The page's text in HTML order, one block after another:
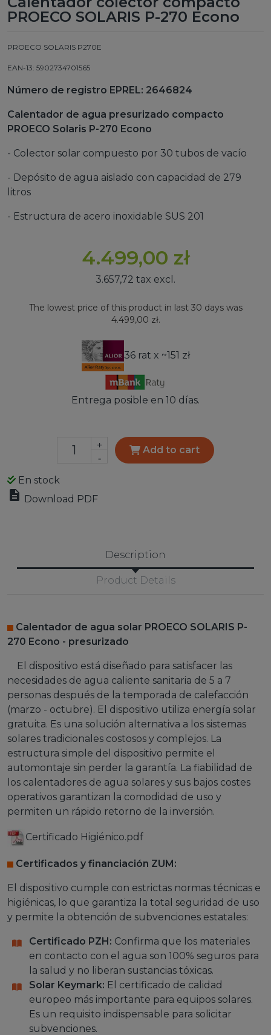
PROECO SOLARIS P-270 Econo
PROECO SOLARIS P270E
EAN-13: 5902734701565
Número de registro EPREL: 2646824
Calentador de agua presurizado compacto
PROECO Solaris P-270 Econo
- Colector solar compuesto por 30 tubos de vacío
- Depósito de agua aislado con capacidad de 279
litros
- Estructura de acero inoxidable SUS 201
4.499,00 zł
3.657,72 tax excl.
The lowest price of this product in last 30 days was
4.499,00 zł.
36 rat x ~151 zł
Entrega posible en 10 días.
+
-
Add to cart
En stock
 Download PDF
Description
Product Details
Calentador de agua solar PROECO SOLARIS P-
270 Econo - presurizado
El dispositivo está diseñado para satisfacer las
necesidades de agua caliente sanitaria de 5 a 7
personas después de la temporada de calefacción
(marzo - octubre). El dispositivo utiliza energía solar
gratuita. Es una solución alternativa a los sistemas
solares tradicionales costosos y complejos. La
estructura simple del dispositivo permite el
automontaje sin perder la garantía. La fiabilidad de
los calentadores de agua solares y sus bajos costes
operativos garantizan la comodidad de uso y
permiten un rápido retorno de la inversión.
Certificado Higiénico.pdf
Certificados y financiación ZUM:
El dispositivo cumple con estrictas normas técnicas e
higiénicas, lo que garantiza la total seguridad de uso
y permite la obtención de subvenciones estatales:
Certificado PZH: Confirma que los materiales
en contacto con el agua son 100% seguros para
la salud y no liberan sustancias tóxicas.
Solar Keymark: El certificado de calidad
europeo más importante para equipos solares.
Es un requisito indispensable para solicitar
subvenciones.